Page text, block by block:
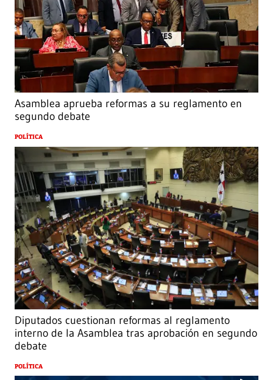
Asamblea aprueba reformas a su reglamento en
segundo debate
POLÍTICA
Diputados cuestionan reformas al reglamento
interno de la Asamblea tras aprobación en segundo
debate
POLÍTICA